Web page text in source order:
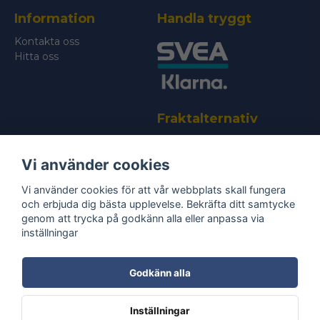
Skicka fråga
Information
Kontakta oss
Hitta oss
Handla tryggt
Fraktalternativ
Bli medlem i vårt nyhetsbrev
Skicka
Vi använder cookies
Vi använder cookies för att vår webbplats skall fungera
och erbjuda dig bästa upplevelse. Bekräfta ditt samtycke
genom att trycka på godkänn alla eller anpassa via
inställningar
Godkänn alla
Inställningar